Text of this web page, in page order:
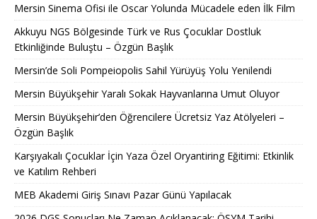
Mersin Sinema Ofisi ile Oscar Yolunda Mücadele eden İlk Film
Akkuyu NGS Bölgesinde Türk ve Rus Çocuklar Dostluk
Etkinliğinde Buluştu – Özgün Başlık
Mersin’de Soli Pompeiopolis Sahil Yürüyüş Yolu Yenilendi
Mersin Büyükşehir Yaralı Sokak Hayvanlarına Umut Oluyor
Mersin Büyükşehir’den Öğrencilere Ücretsiz Yaz Atölyeleri –
Özgün Başlık
Karşıyakalı Çocuklar İçin Yaza Özel Oryantiring Eğitimi: Etkinlik
ve Katılım Rehberi
MEB Akademi Giriş Sınavı Pazar Günü Yapılacak